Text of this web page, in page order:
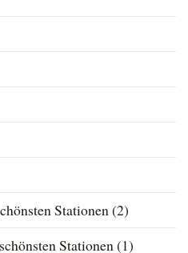
Stationen (2)
Stationen (1)